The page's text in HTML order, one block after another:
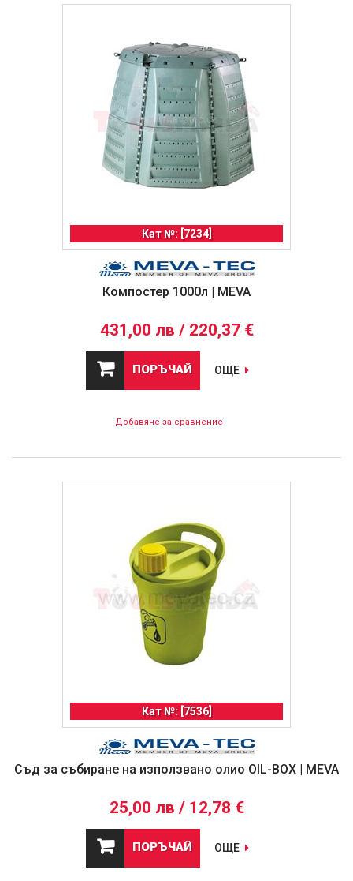
Кат №: [7234]
Компостер 1000л | MEVA
431,00 лв / 220,37 €
ПОРЪЧАЙ ОЩЕ
Добавяне за сравнение
Кат №: [7536]
Съд за събиране на използвано олио OIL-BOX | MEVA
25,00 лв / 12,78 €
ПОРЪЧАЙ ОЩЕ